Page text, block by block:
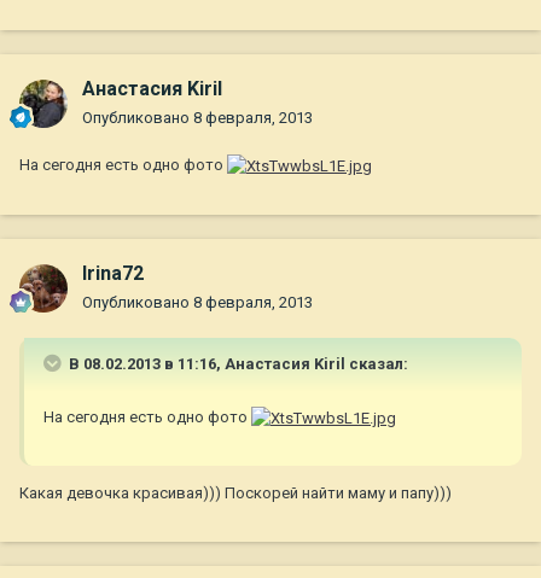
Анастасия Kiril
Опубликовано 8 февраля, 2013
На сегодня есть одно фото
Irina72
Опубликовано 8 февраля, 2013
В 08.02.2013 в 11:16, Анастасия Kiril сказал:
На сегодня есть одно фото
Какая девочка красивая))) Поскорей найти маму и папу)))